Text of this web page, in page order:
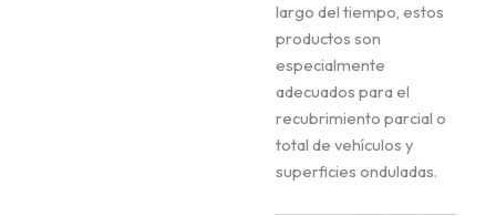
largo del tiempo, estos
productos son
especialmente
adecuados para el
recubrimiento parcial o
total de vehículos y
superficies onduladas.